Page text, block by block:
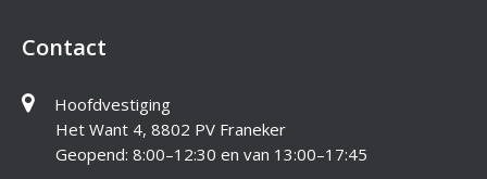
Contact
Hoofdvestiging
Het Want 4, 8802 PV Franeker
Geopend: 8:00–12:30 en van 13:00–17:45